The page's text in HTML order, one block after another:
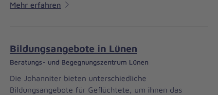
Mehr erfahren
Bildungsangebote in Lünen
Beratungs- und Begegnungszentrum Lünen
Die Johanniter bieten unterschiedliche
Bildungsangebote für Geflüchtete, um ihnen das